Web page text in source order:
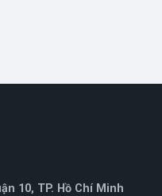
10, TP. Hồ Chí Minh